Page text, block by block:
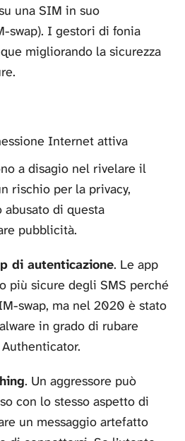
una SIM in suo
swap). I gestori di fonia
migliorando la sicurezza
Internet attiva
a disagio nel rivelare il
rischio per la privacy,
abusato di questa
pubblicità.
di autenticazione. Le app
più sicure degli SMS perché
swap, ma nel 2020 è stato
in grado di rubare
. Un aggressore può
con lo stesso aspetto di
un messaggio artefatto